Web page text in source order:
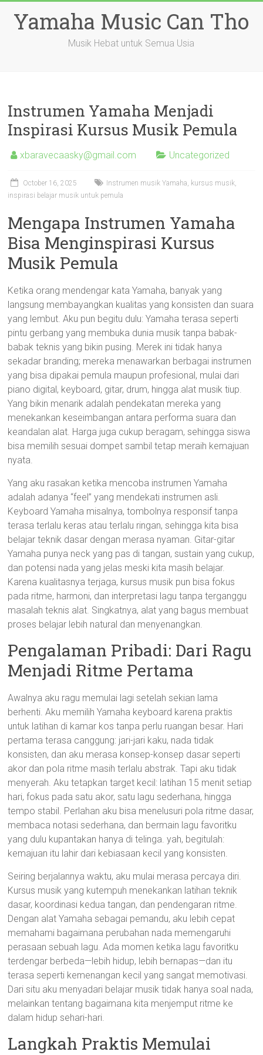
contentYamaha Music Can Tho
Musik Hebat untuk Semua Usia
Instrumen Yamaha Menjadi
Inspirasi Kursus Musik Pemula
xbaravecaasky@gmail.com Uncategorized
October 16, 2025
Instrumen musik Yamaha, kursus musik,
inspirasi belajar musik untuk pemula
Mengapa Instrumen Yamaha
Bisa Menginspirasi Kursus
Musik Pemula
Ketika orang mendengar kata Yamaha, banyak yang
langsung membayangkan kualitas yang konsisten dan suara
yang lembut. Aku pun begitu dulu: Yamaha terasa seperti
pintu gerbang yang membuka dunia musik tanpa babak-
babak teknis yang bikin pusing. Merek ini tidak hanya
sekadar branding; mereka menawarkan berbagai instrumen
yang bisa dipakai pemula maupun profesional, mulai dari
piano digital, keyboard, gitar, drum, hingga alat musik tiup.
Yang bikin menarik adalah pendekatan mereka yang
menekankan keseimbangan antara performa suara dan
keandalan alat. Harga juga cukup beragam, sehingga siswa
bisa memilih sesuai dompet sambil tetap meraih kemajuan
nyata.
Yang aku rasakan ketika mencoba instrumen Yamaha
adalah adanya “feel” yang mendekati instrumen asli.
Keyboard Yamaha misalnya, tombolnya responsif tanpa
terasa terlalu keras atau terlalu ringan, sehingga kita bisa
belajar teknik dasar dengan merasa nyaman. Gitar-gitar
Yamaha punya neck yang pas di tangan, sustain yang cukup,
dan potensi nada yang jelas meski kita masih belajar.
Karena kualitasnya terjaga, kursus musik pun bisa fokus
pada ritme, harmoni, dan interpretasi lagu tanpa terganggu
masalah teknis alat. Singkatnya, alat yang bagus membuat
proses belajar lebih natural dan menyenangkan.
Pengalaman Pribadi: Dari Ragu
Menjadi Ritme Pertama
Awalnya aku ragu memulai lagi setelah sekian lama
berhenti. Aku memilih Yamaha keyboard karena praktis
untuk latihan di kamar kos tanpa perlu ruangan besar. Hari
pertama terasa canggung: jari-jari kaku, nada tidak
konsisten, dan aku merasa konsep-konsep dasar seperti
akor dan pola ritme masih terlalu abstrak. Tapi aku tidak
menyerah. Aku tetapkan target kecil: latihan 15 menit setiap
hari, fokus pada satu akor, satu lagu sederhana, hingga
tempo stabil. Perlahan aku bisa menelusuri pola ritme dasar,
membaca notasi sederhana, dan bermain lagu favoritku
yang dulu kupantakan hanya di telinga. yah, begitulah:
kemajuan itu lahir dari kebiasaan kecil yang konsisten.
Seiring berjalannya waktu, aku mulai merasa percaya diri.
Kursus musik yang kutempuh menekankan latihan teknik
dasar, koordinasi kedua tangan, dan pendengaran ritme.
Dengan alat Yamaha sebagai pemandu, aku lebih cepat
memahami bagaimana perubahan nada memengaruhi
perasaan sebuah lagu. Ada momen ketika lagu favoritku
terdengar berbeda—lebih hidup, lebih bernapas—dan itu
terasa seperti kemenangan kecil yang sangat memotivasi.
Dari situ aku menyadari belajar musik tidak hanya soal nada,
melainkan tentang bagaimana kita menjemput ritme ke
dalam hidup sehari-hari.
Langkah Praktis Memulai